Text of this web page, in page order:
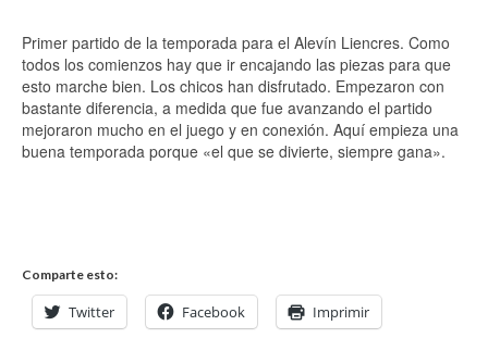
Primer partido de la temporada para el Alevín Liencres. Como
todos los comienzos hay que ir encajando las piezas para que
esto marche bien. Los chicos han disfrutado. Empezaron con
bastante diferencia, a medida que fue avanzando el partido
mejoraron mucho en el juego y en conexión. Aquí empieza una
buena temporada porque «el que se divierte, siempre gana».
Comparte esto:
Twitter Facebook Imprimir